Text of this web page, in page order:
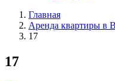
Главная
Аренда квартиры в
17
17